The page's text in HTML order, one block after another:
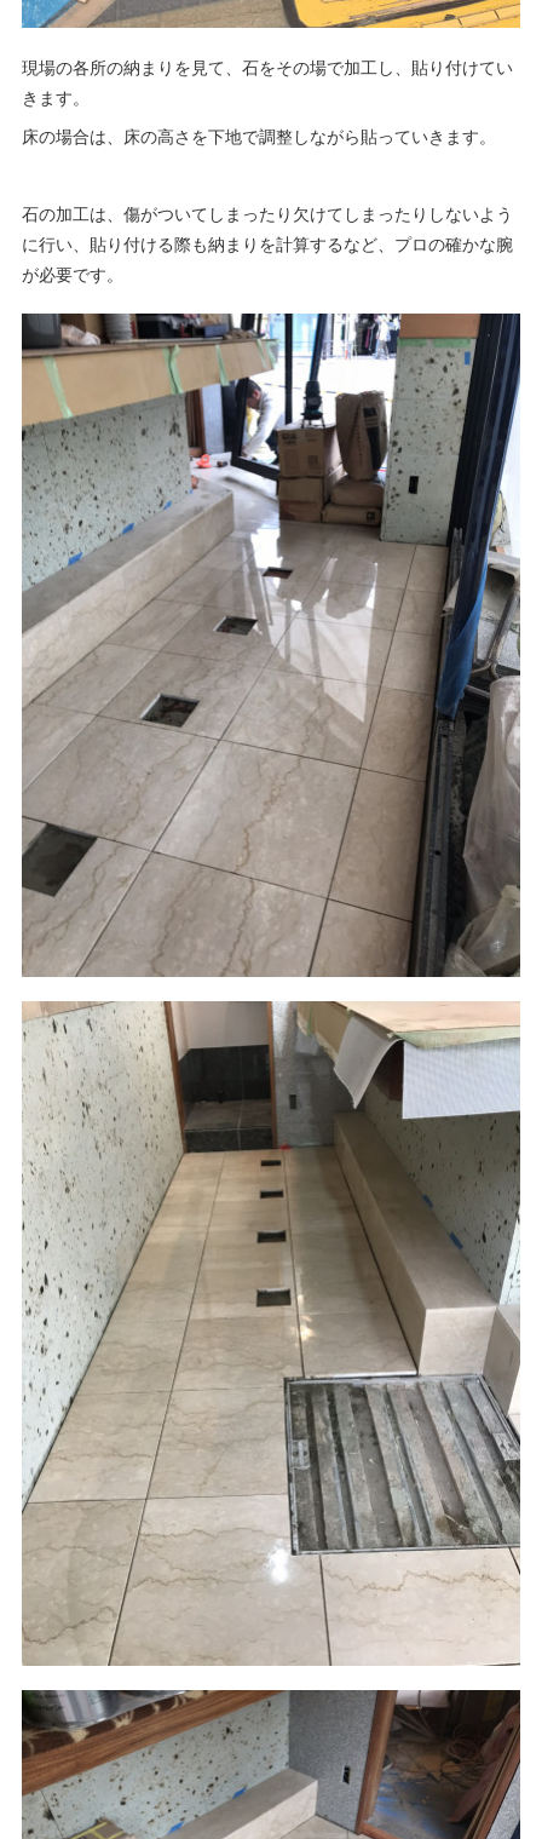
現場の各所の納まりを見て、石をその場で加工し、貼り付けてい
きます。
床の場合は、床の高さを下地で調整しながら貼っていきます。
石の加工は、傷がついてしまったり欠けてしまったりしないよう
に行い、貼り付ける際も納まりを計算するなど、プロの確かな腕
が必要です。